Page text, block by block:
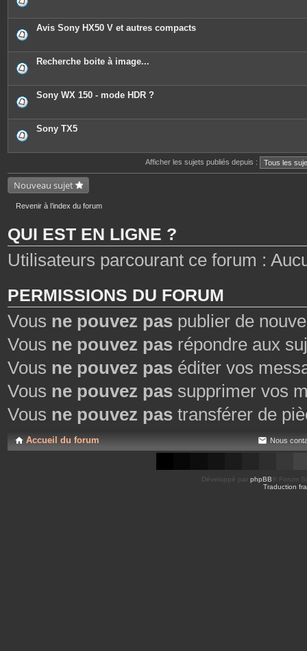
Avis Sony HX50 V et autres compacts
Recherche boite à image...
Sony WX 150 - mode HDR ?
Sony TX5
Afficher les sujets publiés depuis :
Nouveau sujet
Revenir à l’index du forum
QUI EST EN LIGNE ?
Utilisateurs parcourant ce forum :
PERMISSIONS DU FORUM
Vous ne pouvez pas publier de
Vous ne pouvez pas répondre aux
Vous ne pouvez pas éditer vos
Vous ne pouvez pas supprimer vos
Vous ne pouvez pas transférer de
Accueil du forum Nous
Développé par phpBB ® Forum
Traduction